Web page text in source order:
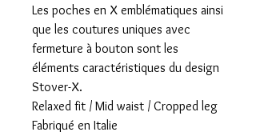
Les poches en X emblématiques ainsi
que les coutures uniques avec
fermeture à bouton sont les
éléments caractéristiques du design
Stover-X.
Relaxed fit / Mid waist / Cropped leg
Fabriqué en Italie